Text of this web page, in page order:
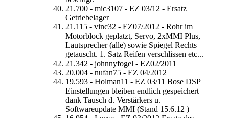
21.700 - mic3107 - EZ 03/12 - Ersatz
Getriebelager
21.115 - vinc32 - EZ07/2012 - Rohr im
Motorblock geplatzt, Servo, 2xMMI Plus,
Lautsprecher (alle) sowie Spiegel Rechts
getauscht. 1. Satz Reifen verschlissen etc...
21.342 - johnnyfogel - EZ02/2011
20.004 - nufan75 - EZ 04/2012
19.593 - Holman11 - EZ 03/11 Bose DSP
Einstellungen bleiben endlich gespeichert
dank Tausch d. Verstärkers u.
Softwareupdate MMI (Stand 15.6.12 )